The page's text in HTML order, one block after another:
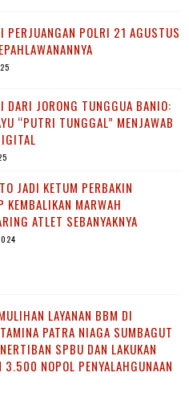
PERJUANGAN POLRI 21 AGUSTUS
DARI JORONG TUNGGUA BANIO:
“PUTRI TUNGGAL” MENJAWAB
JADI KETUM PERBAKIN
KEMBALIKAN MARWAH
ATLET SEBANYAKNYA
LAYANAN BBM DI
PATRA NIAGA SUMBAGUT
SPBU DAN LAKUKAN
3.500 NOPOL PENYALAHGUNAAN